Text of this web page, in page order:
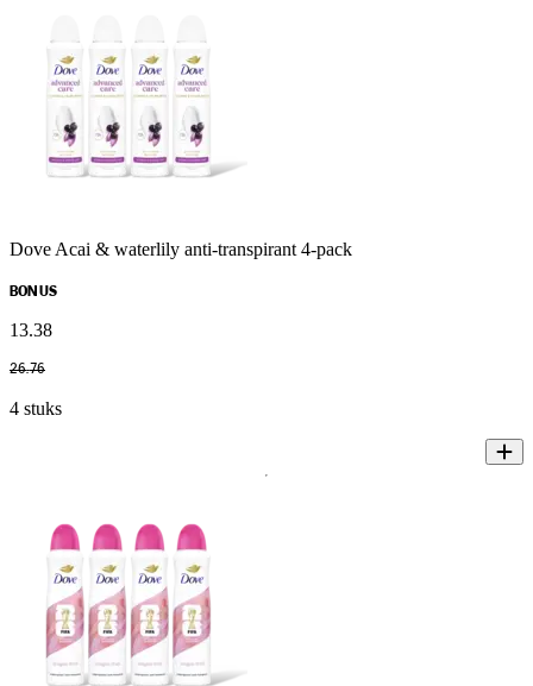
Dove Acai & waterlily anti-transpirant 4-pack
BONUS
13.38
26.76
4 stuks